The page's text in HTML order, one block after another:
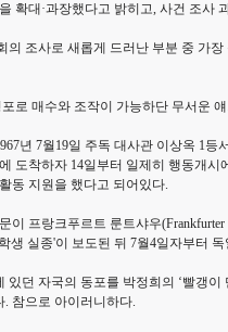
확대·과장했다고 밝히고, 사건 조
의 조사로 새롭게 드러난 부분 중 가
로 매수와 조작이 가능하단 무서운
년 7월19일 주독 대사관 이상옥 1
도착하자 14일부터 일제히 행동개
동 지원을 했다고 되어있다.
이 프랑크푸르트 룬트샤우
생 실종'이 보도된 뒤 7월4일자부터
던 자국의 동포를 박정희의 ‘빨갱
참으로 아이러니하다.